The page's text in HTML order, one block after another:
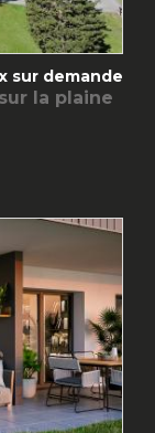
sur demande
la plaine